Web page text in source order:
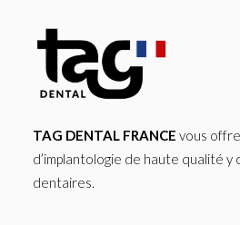
TAG DENTAL FRANCE vous
d’implantologie de haute qualité y
dentaires.